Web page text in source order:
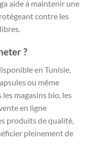
aide à maintenir une
contre les
?
en Tunisie,
ou même
les magasins bio, les
en ligne
produits de qualité,
pleinement de